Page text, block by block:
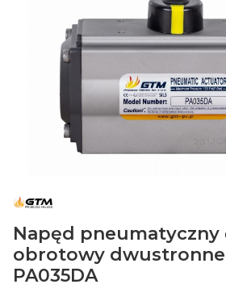
Napęd pneumatyczny
obrotowy
PA035DA